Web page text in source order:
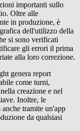
importanti sullo
Oltre alle
in produzione, è
dell'utilizzo della
si sono verificati
gli errori il prima
alla loro correzione.
genera report
come turni,
creazione e nel
Inoltre, le
tramite un'app
da qualsiasi